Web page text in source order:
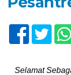
Selamat